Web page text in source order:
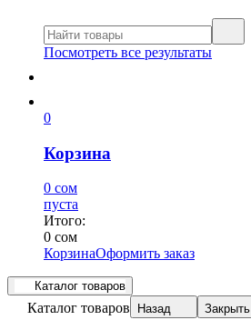
Посмотреть все результаты
0
Корзина
0 сом
пуста
Итого:
0 сом
КорзинаОформить заказ
Каталог товаров
Каталог товаров Назад Закрыть